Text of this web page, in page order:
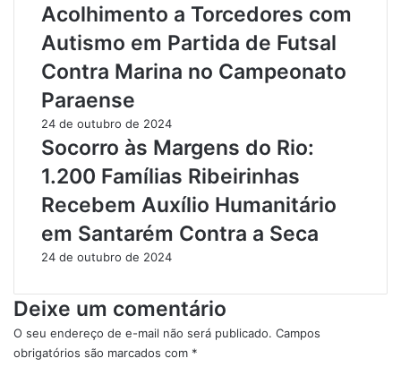
a
p
u
r
a
p
r
C
r
d
d
o
e
R
l
a
n
m
Acolhimento a Torcedores com
Autismo em Partida de Futsal
Contra Marina no Campeonato
Paraense
24 de outubro de 2024
Socorro às Margens do Rio:
1.200 Famílias Ribeirinhas
Recebem Auxílio Humanitário
em Santarém Contra a Seca
24 de outubro de 2024
Deixe um comentário
O seu endereço de e-mail não será publicado. Campos
obrigatórios são marcados com *